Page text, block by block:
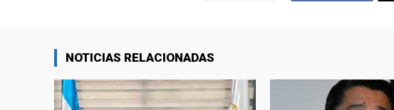
NOTICIAS RELACIONADAS